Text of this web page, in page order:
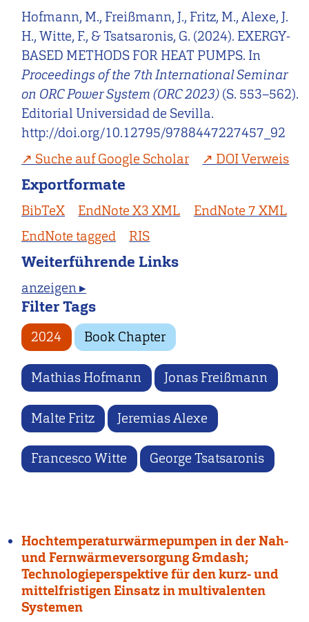
Hofmann, M., Freißmann, J., Fritz, M., Alexe, J.
H., Witte, F., & Tsatsaronis, G. (2024). EXERGY-
BASED METHODS FOR HEAT PUMPS. In
Proceedings of the 7th International Seminar
on ORC Power System (ORC 2023) (S. 553–562).
Editorial Universidad de Sevilla.
http://doi.org/10.12795/9788447227457_92
Suche auf Google Scholar
DOI Verweis
Exportformate
BibTeX EndNote X3 XML
EndNote 7 XML
EndNote tagged
RIS
Weiterführende Links
anzeigen ▸
Filter Tags
2024 Book Chapter
Mathias Hofmann Jonas Freißmann
Malte Fritz Jeremias Alexe
Francesco Witte George Tsatsaronis
Hochtemperaturwärmepumpen in der Nah-
und Fernwärmeversorgung &mdash;
Technologieperspektive für den kurz- und
mittelfristigen Einsatz in multivalenten
Systemen